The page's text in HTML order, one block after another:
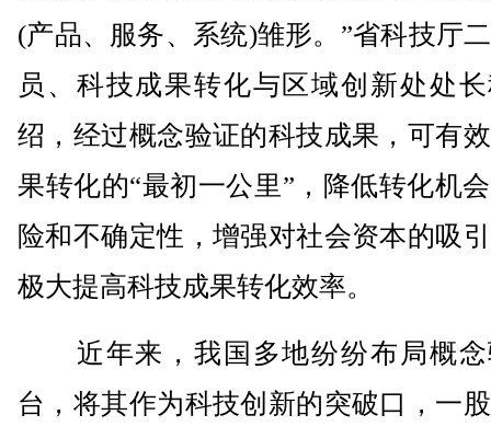
(产品、服务、系统)雏形。”省科技厅
员、科技成果转化与区域创新处处
绍，经过概念验证的科技成果，可有
果转化的“最初一公里”，降低转化机
险和不确定性，增强对社会资本的吸
极大提高科技成果转化效率。
近年来，我国多地纷纷布局概念
台，将其作为科技创新的突破口，一